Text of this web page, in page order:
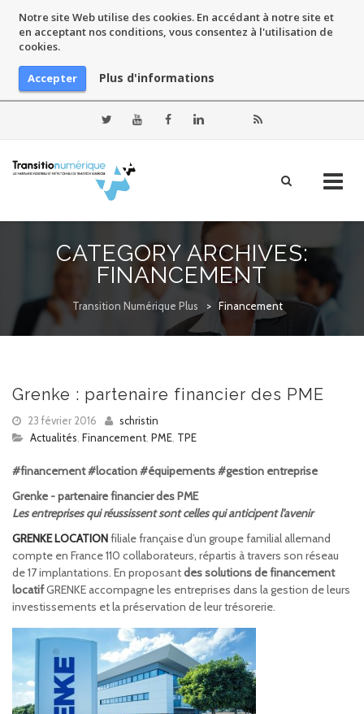
Notre site Web utilise des cookies. En accédant à notre site et
en acceptant nos conditions, vous consentez à l'utilisation de
cookies.
Accepter Plus d'informations
CATEGORY ARCHIVES:
FINANCEMENT
Transition Numérique Plus > Financement
Grenke : partenaire financier des PME
23 février 2016
schristin
Actualités Financement PME TPE
#financement #location #équipements #gestion entreprise
Grenke - partenaire financier des PME
Les entreprises qui réussissent sont celles qui anticipent l’avenir
GRENKE LOCATIONfiliale française d’un groupe familial allemand
compte en France 110 collaborateurs, répartis à travers son réseau
de 17 implantations. En proposantdes solutions de financement
locatifGRENKE accompagne les entreprises dans la gestion de leurs
investissements et la préservation de leur trésorerie.